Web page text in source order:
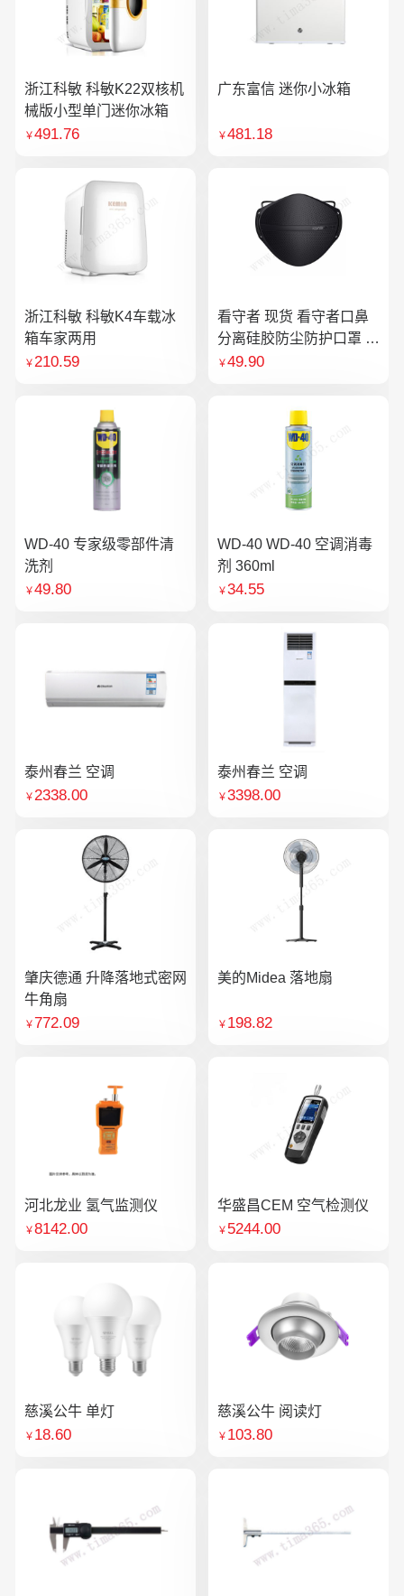
浙江科敏 科敏K22双核机
械版小型单门迷你冰箱
￥491.76
广东富信 迷你小冰箱
￥481.18
浙江科敏 科敏K4车载冰
箱车家两用
￥210.59
看守者 现货 看守者口鼻
分离硅胶防尘防护口罩 1
个口罩含10片滤芯
￥49.90
WD-40 专家级零部件清
洗剂
￥49.80
WD-40 WD-40 空调消毒
剂 360ml
￥34.55
泰州春兰 空调
￥2338.00
泰州春兰 空调
￥3398.00
肇庆德通 升降落地式密网
牛角扇
￥772.09
美的Midea 落地扇
￥ 198.82
河北龙业 氢气监测仪
￥8142.00
华盛昌CEM 空气检测仪
￥ 5244.00
慈溪公牛 单灯
￥ 18.60
慈溪公牛 阅读灯
￥ 103.80